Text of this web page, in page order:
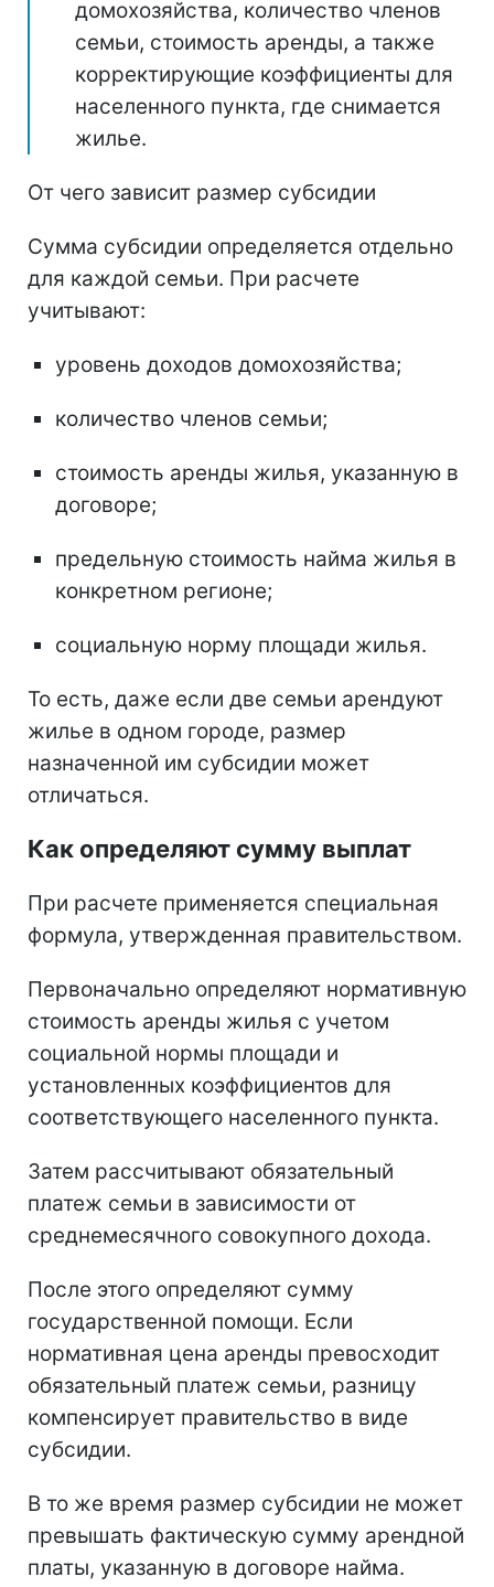
домохозяйства, количество членов
семьи, стоимость аренды, а также
корректирующие коэффициенты для
населенного пункта, где снимается
жилье.
От чего зависит размер субсидии
Сумма субсидии определяется отдельно
для каждой семьи. При расчете
учитывают:
уровень доходов домохозяйства;
количество членов семьи;
стоимость аренды жилья, указанную в
договоре;
предельную стоимость найма жилья в
конкретном регионе;
социальную норму площади жилья.
То есть, даже если две семьи арендуют
жилье в одном городе, размер
назначенной им субсидии может
отличаться.
Как определяют сумму выплат
При расчете применяется специальная
формула, утвержденная правительством.
Первоначально определяют нормативную
стоимость аренды жилья с учетом
социальной нормы площади и
установленных коэффициентов для
соответствующего населенного пункта.
Затем рассчитывают обязательный
платеж семьи в зависимости от
среднемесячного совокупного дохода.
После этого определяют сумму
государственной помощи. Если
нормативная цена аренды превосходит
обязательный платеж семьи, разницу
компенсирует правительство в виде
субсидии.
В то же время размер субсидии не может
превышать фактическую сумму арендной
платы, указанную в договоре найма.